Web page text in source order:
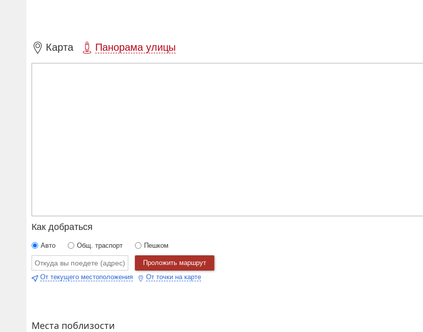
Карта Панорама улицы
Как добраться
Авто Общ. траспорт Пешком
Проложить маршрут
От текущего местоположения
От точки на карте
Места поблизости